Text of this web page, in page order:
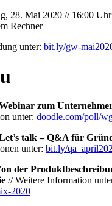
28. Mai 2020 // 16:00
Rechner
unter: bit.ly/gw-
zum
unter: doodle.com/poll/
talk – Q&A für
unter: bit.ly/
der
// Weitere Information
2020